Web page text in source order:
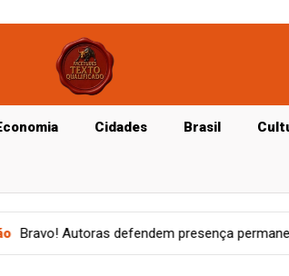
Cidades Brasil
permanente da literatura